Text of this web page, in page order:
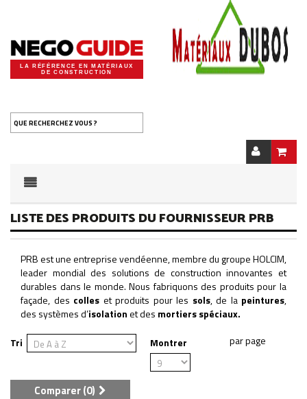
LA RÉFÉRENCE EN MATÉRIAUX
DE CONSTRUCTION
QUE RECHERCHEZ VOUS ?
LISTE DES PRODUITS DU FOURNISSEUR PRB
PRB est une entreprise vendéenne, membre du groupe HOLCIM,
leader mondial des solutions de construction innovantes et
durables dans le monde. Nous fabriquons des produits pour la
façade, des colles et produits pour les sols, de la peintures,
des systèmes d’isolationet des mortiers spéciaux.
Tri
Montrer
Comparer (0)